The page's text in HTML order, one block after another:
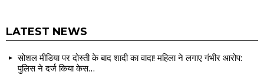
LATEST NEWS
सोशल मीडिया पर दोस्ती के बाद शादी का वादा! महिला ने लगाए गंभीर आरोप:
पुलिस ने दर्ज किया केस…